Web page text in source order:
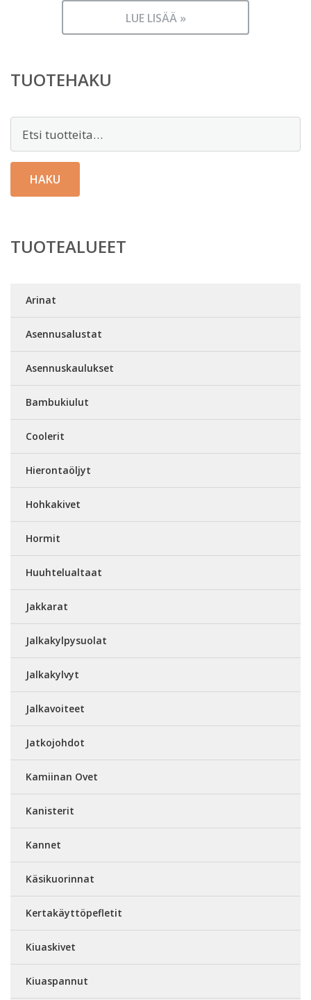
LUE LISÄÄ »
TUOTEHAKU
HAKU
TUOTEALUEET
Arinat
Asennusalustat
Asennuskaulukset
Bambukiulut
Coolerit
Hierontaöljyt
Hohkakivet
Hormit
Huuhtelualtaat
Jakkarat
Jalkakylpysuolat
Jalkakylvyt
Jalkavoiteet
Jatkojohdot
Kamiinan Ovet
Kanisterit
Kannet
Käsikuorinnat
Kertakäyttöpefletit
Kiuaskivet
Kiuaspannut